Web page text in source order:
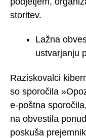
storitev.
Lažna
ustvarjanju
Raziskovalci
so sporočila
e-poštna
na obvestila
poskuša